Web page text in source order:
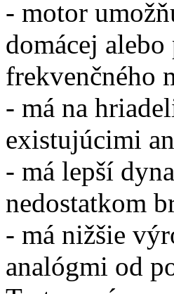
- motor
domácej
frekvenčného
- má na
existujúcimi
- má lepší
nedostatkom
- má nižšie
analógmi od